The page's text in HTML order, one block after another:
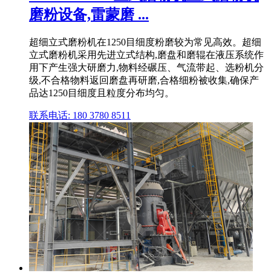
磨粉设备,雷蒙磨 ...
超细立式磨粉机在1250目细度粉磨较为常见高效。超细
立式磨粉机采用先进立式结构,磨盘和磨辊在液压系统作
用下产生强大研磨力,物料经碾压、气流带起、选粉机分
级,不合格物料返回磨盘再研磨,合格细粉被收集,确保产
品达1250目细度且粒度分布均匀。
联系电话: 180 3780 8511